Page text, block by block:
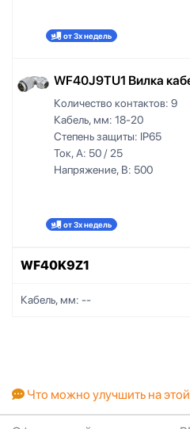
от 3х недель
WF40J9TU1 Вилка
Количество контактов: 9
Кабель, мм: 18-20
Степень защиты: IP65
Ток, А: 50 / 25
Напряжение, В: 500
от 3х недель
WF40K9Z1
Кабель, мм: --
Что можно улучшить на